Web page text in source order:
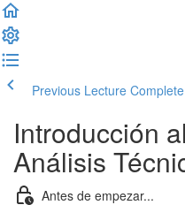
Previous Lecture
Introducción
Análisis
Antes de empezar...